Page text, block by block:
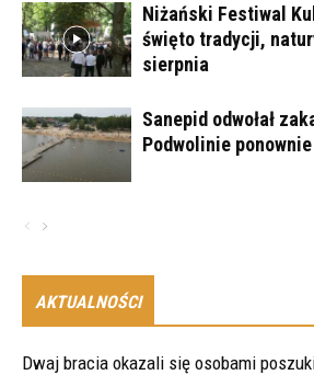
Niżański Festiwal
święto tradycji,
sierpnia
Sanepid odwołał
Podwolinie
AKTUALNOŚCI
Dwaj bracia okazali się osobami